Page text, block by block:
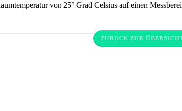
von 25° Grad Celsius auf einen
ZURÜCK ZUR